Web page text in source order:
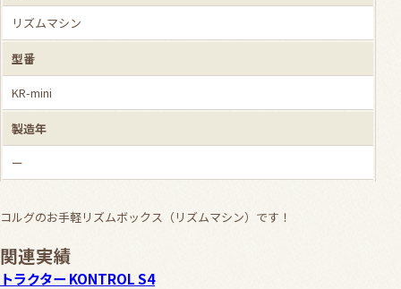
リズムマシン
型番
KR-mini
製造年
ー
コルグのお手軽リズムボックス（リズムマシン）です！
関連実績
トラクター KONTROL S4